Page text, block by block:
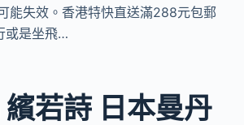
能失效。香港特快直送滿288元包郵
或是坐飛…
若詩 日本曼丹